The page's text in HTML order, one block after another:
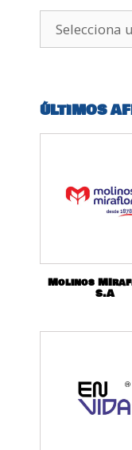
ÚLTIMOS
Molinos
S.A